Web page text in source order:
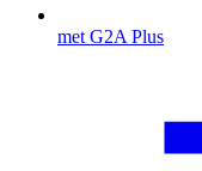
met G2A Plus